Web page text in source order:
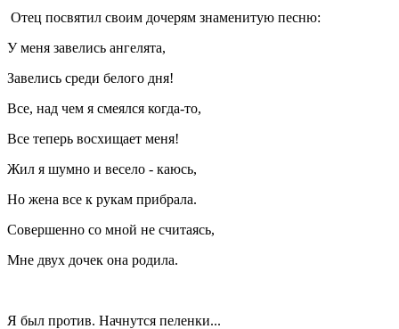
Отец посвятил своим дочерям знаменитую песню:
У меня завелись ангелята,
Завелись среди белого дня!
Все, над чем я смеялся когда-то,
Все теперь восхищает меня!
Жил я шумно и весело - каюсь,
Но жена все к рукам прибрала.
Совершенно со мной не считаясь,
Мне двух дочек она родила.
Я был против. Начнутся пеленки...